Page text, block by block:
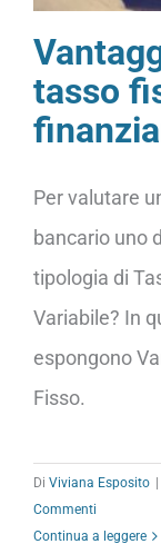
tasso
Per valutare
bancario uno
tipologia di
Variabile? In
espongono
Fisso.
Di Viviana Esposito
Commenti
Continua a leggere